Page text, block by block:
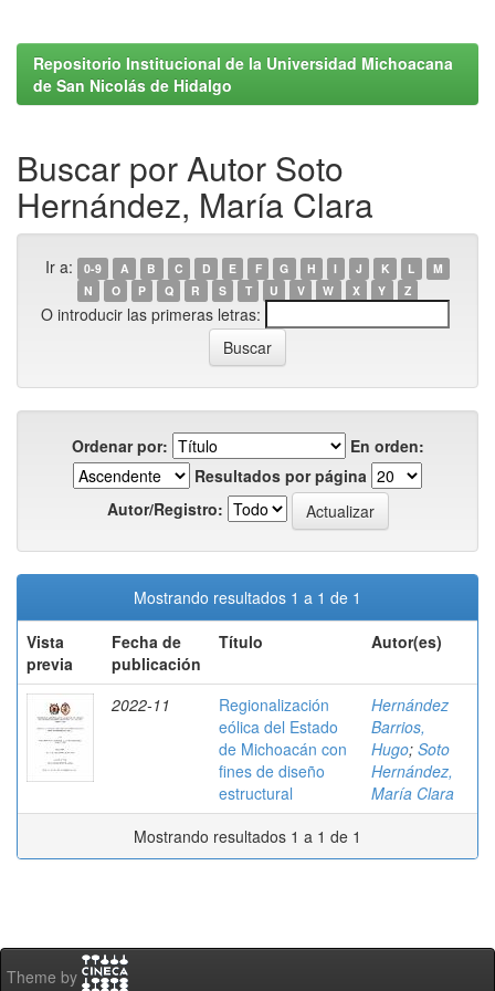
Repositorio Institucional de la Universidad Michoacana
de San Nicolás de Hidalgo
Buscar por Autor Soto
Hernández, María Clara
Ir a: 0-9 A B C D E F G H I J K L
M
N
O P Q R S T U V W X Y Z
O introducir las primeras letras:
Ordenar por:
En orden:
Resultados por página
Autor/Registro:
Mostrando resultados 1 a 1 de 1
Vista
previa
Fecha de
publicación
Título Autor(es)
2022-11
Regionalización
eólica del Estado
de Michoacán con
fines de diseño
estructural
Hernández
Barrios,
Hugo; Soto
Hernández,
María Clara
Mostrando resultados 1 a 1 de 1
Theme by